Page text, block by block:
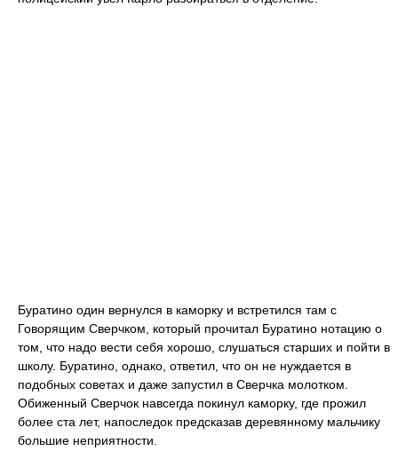
Буратино один вернулся в каморку и встретился там с
Говорящим Сверчком, который прочитал Буратино нотацию о
том, что надо вести себя хорошо, слушаться старших и пойти в
школу. Буратино, однако, ответил, что он не нуждается в
подобных советах и даже запустил в Сверчка молотком.
Обиженный Сверчок навсегда покинул каморку, где прожил
более ста лет, напоследок предсказав деревянному мальчику
большие неприятности.